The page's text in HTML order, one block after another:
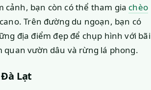
cảnh, bạn còn có thể tham gia chèo
Trên đường du ngoạn, bạn có
địa điểm đẹp để chụp hình với bãi
quan vườn dâu và rừng lá phong.
Lạt